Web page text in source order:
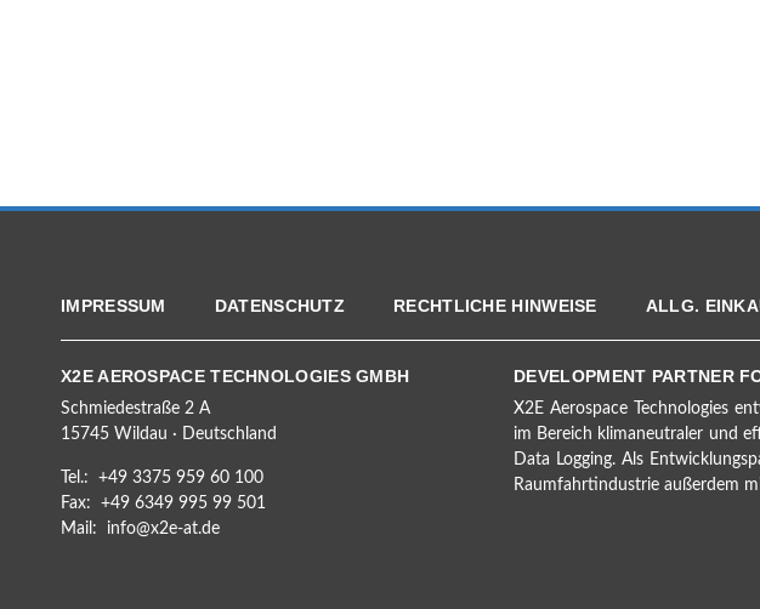
IMPRESSUM DATENSCHUTZ RECHTLICHE HINWEISE ALLG.
X2E AEROSPACE TECHNOLOGIES GMBH
Schmiedestraße 2 A
15745 Wildau · Deutschland
Tel.: +49 3375 959 60 100
Fax: +49 6349 995 99 501
Mail: info@x2e-at.de
DEVELOPMENT PARTNER
X2E Aerospace Technologies
im Bereich klima­neutraler und
Data Logging. Als
Raum­fahrt­industrie außerdem